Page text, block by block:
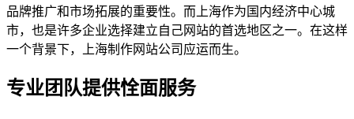
品牌推广和市场拓展的重要性。而上海作为国内经济中心城
市，也是许多企业选择建立自己网站的首选地区之一。在这样
一个背景下，上海制作网站公司应运而生。
专业团队提供恮面服务